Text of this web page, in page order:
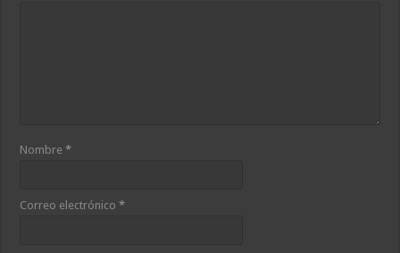
Nombre*
Correo electrónico*